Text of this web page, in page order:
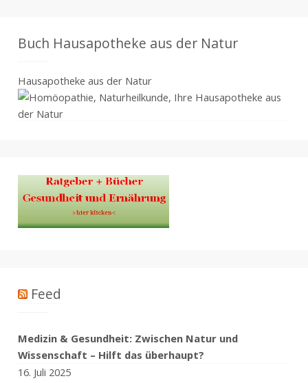
Buch Hausapotheke aus der Natur
Hausapotheke aus der Natur
Feed
Medizin & Gesundheit: Zwischen Natur und
Wissenschaft – Hilft das überhaupt?
16. Juli 2025